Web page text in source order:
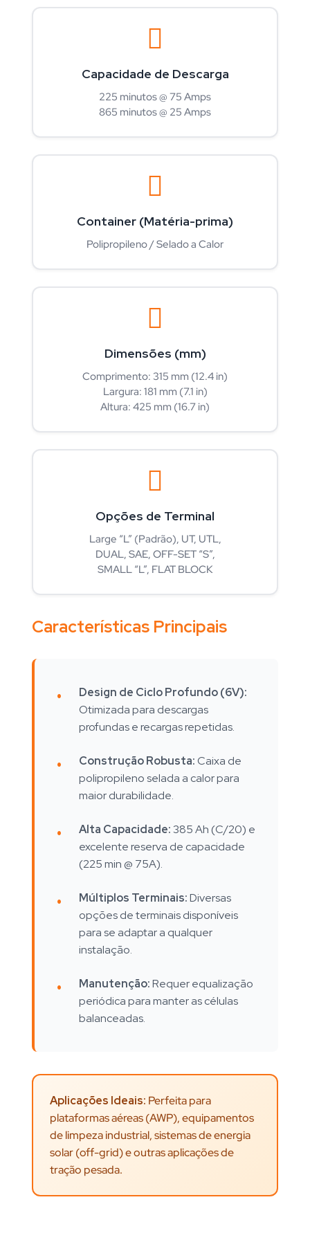
Capacidade de Descarga
225 minutos @ 75 Amps
865 minutos @ 25 Amps
Container (Matéria-prima)
Polipropileno / Selado a Calor
Dimensões (mm)
Comprimento: 315 mm (12.4 in)
Largura: 181 mm (7.1 in)
Altura: 425 mm (16.7 in)
Opções de Terminal
Large “L” (Padrão), UT, UTL,
DUAL, SAE, OFF-SET “S”,
SMALL “L”, FLAT BLOCK
Características Principais
Design de Ciclo Profundo (6V):
Otimizada para descargas
profundas e recargas repetidas.
Construção Robusta:Caixa de
polipropileno selada a calor para
maior durabilidade.
Alta Capacidade:385 Ah (C/20) e
excelente reserva de capacidade
(225 min @ 75A).
Múltiplos Terminais:Diversas
opções de terminais disponíveis
para se adaptar a qualquer
instalação.
Manutenção:Requer equalização
periódica para manter as células
balanceadas.
Aplicações Ideais: Perfeita para
plataformas aéreas (AWP), equipamentos
de limpeza industrial, sistemas de energia
solar (off-grid) e outras aplicações de
tração pesada.